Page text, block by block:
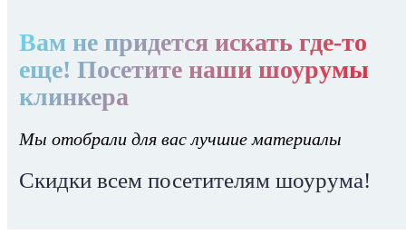
Вам не придется искать где-то
еще! Посетите наши шоурумы
клинкера
Мы отобрали для вас лучшие материалы
Скидки всем посетителям шоурума!